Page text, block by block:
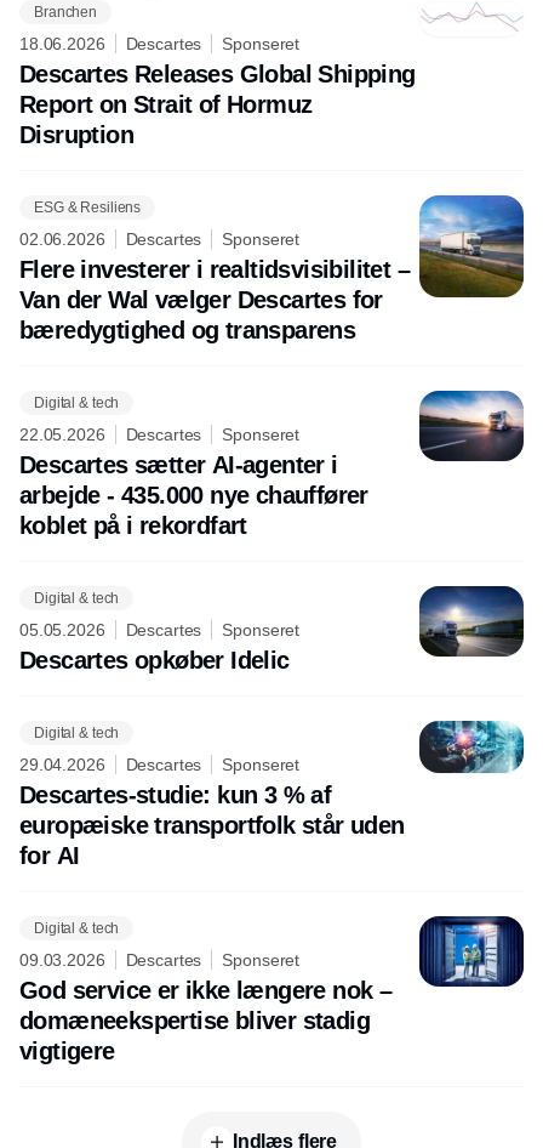
Branchen
18.06.2026 Descartes Sponseret
Descartes Releases Global Shipping
Report on Strait of Hormuz
Disruption
ESG & Resiliens
02.06.2026 Descartes Sponseret
Flere investerer i realtidsvisibilitet –
Van der Wal vælger Descartes for
bæredygtighed og transparens
Digital & tech
22.05.2026 Descartes Sponseret
Descartes sætter AI-agenter i
arbejde - 435.000 nye chauffører
koblet på i rekordfart
Digital & tech
05.05.2026 Descartes Sponseret
Descartes opkøber Idelic
Digital & tech
29.04.2026 Descartes Sponseret
Descartes-studie: kun 3 % af
europæiske transportfolk står uden
for AI
Digital & tech
09.03.2026 Descartes Sponseret
God service er ikke længere nok –
domæneekspertise bliver stadig
vigtigere
Indlæs flere